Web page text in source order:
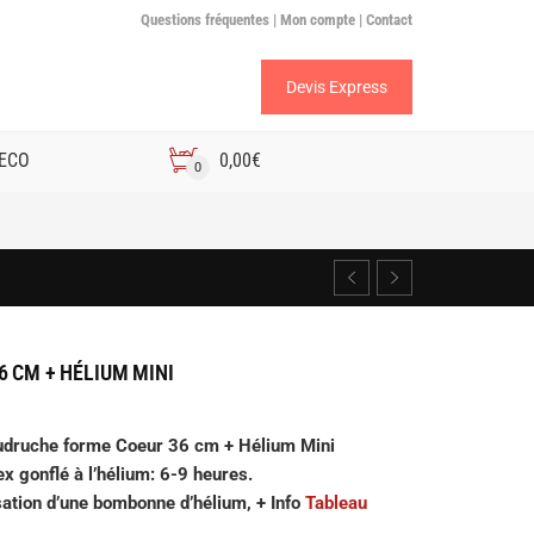
Questions fréquentes | Mon compte | Contact
Devis Express
0 0,00€
CM + HÉLIUM MINI
forme Coeur 36 cm + Hélium Mini
gonflé à l’hélium: 6-9 heures.
d’une bombonne d’hélium, + Info Tableau